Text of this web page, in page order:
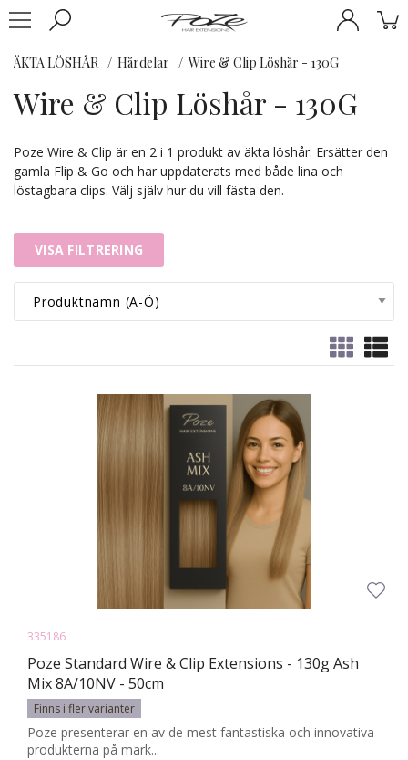
ÄKTA LÖSHÅR Hårdelar Wire & Clip Löshår - 130G
Wire & Clip Löshår - 130G
Poze Wire & Clip är en 2 i 1 produkt av äkta löshår. Ersätter den
gamla Flip & Go och har uppdaterats med både lina och
löstagbara clips. Välj själv hur du vill fästa den.
VISA FILTRERING
335186
Poze Standard Wire & Clip Extensions - 130g Ash
Mix 8A/10NV - 50cm
Finns i fler varianter
Poze presenterar en av de mest fantastiska och innovativa
produkterna på mark...